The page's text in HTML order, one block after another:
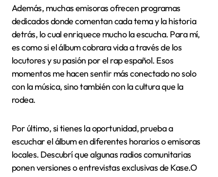
Cómo escuchar el álbum
en la radio
Escuchar el álbum de Kase.O en la radio es una
experiencia que recomiendo totalmente.
Personalmente, suelo buscar emisoras especializadas
suelen programar sus temas con frecuencia. ¿No te
ha pasado que, al sintonizar una radio que no
esperabas, de repente escuchas una canción y te
atrapa completamente? Eso me pasó la primera vez